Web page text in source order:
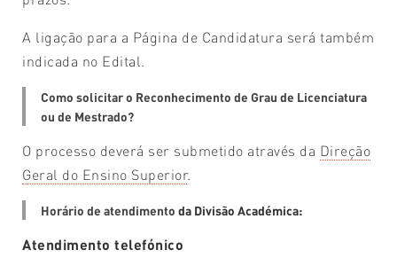
A ligação para a Página de Candidatura será também
indicada no Edital.
Como solicitar o Reconhecimento de Grau de Licenciatura
ou de Mestrado?
O processo deverá ser submetido através da Direção
Geral do Ensino Superior.
Horário de atendimentoda Divisão Académica:
Atendimento telefónico